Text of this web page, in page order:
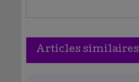
Articles similaires